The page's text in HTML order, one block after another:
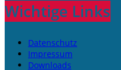
Wichtige Links
Datenschutz
Impressum
Downloads